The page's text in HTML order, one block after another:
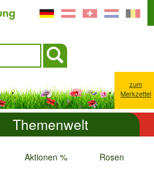
zum
Merkzettel
Themenwelt
Aktionen % Rosen